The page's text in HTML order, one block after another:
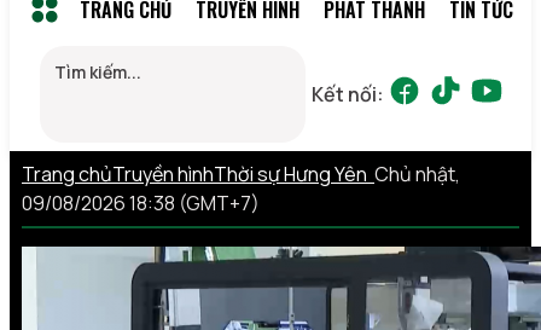
TRANG CHỦ TRUYỀN HÌNH PHÁT THANH TIN TỨC
Kết nối:
Trang chủTruyền hìnhThời sự Hưng Yên Chủ nhật,
09/08/2026 18:38 (GMT+7)